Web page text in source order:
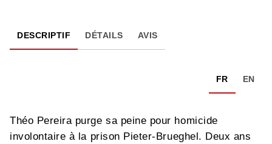
DESCRIPTIF DÉTAILS AVIS
FR EN
Théo Pereira purge sa peine pour homicide
involontaire à la prison Pieter-Brueghel. Deux ans